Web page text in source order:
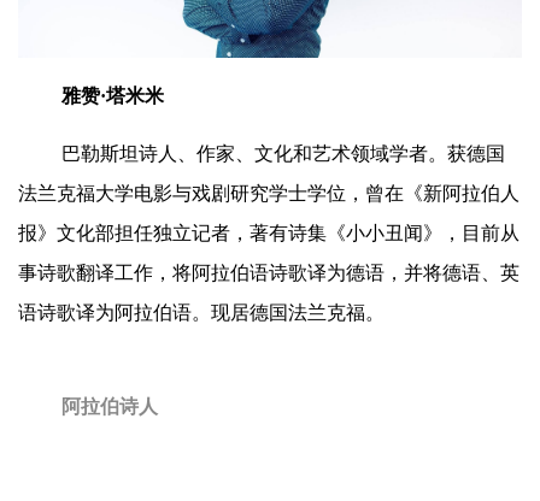
雅赞·塔米米
巴勒斯坦诗人、作家、文化和艺术领域学者。获德国
法兰克福大学电影与戏剧研究学士学位，曾在《新阿拉伯人
报》文化部担任独立记者，著有诗集《小小丑闻》，目前从
事诗歌翻译工作，将阿拉伯语诗歌译为德语，并将德语、英
语诗歌译为阿拉伯语。现居德国法兰克福。
阿拉伯诗人